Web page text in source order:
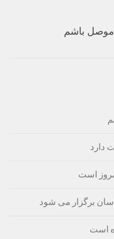
موصل باشم
دارد
است
است